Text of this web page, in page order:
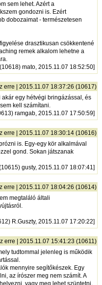
sem lehet. Azért a
gondozni is. Ezért
dobozaimat - természetesen
drasztikusan csökkentené
remek alkalom lehetne a
mato, 2015.11.07 18:52:50]
erre | 2015.11.07 18:37:26 (10617)
egy hétvégi bringázással, és
kell számítani.
ramgab, 2015.11.07 17:50:59]
erre | 2015.11.07 18:30:14 (10616)
is. Egy-egy kör alkalmával
gond. Sokan játszanak
gusty, 2015.11.07 18:07:41]
erre | 2015.11.07 18:04:26 (10614)
megtaláló általi
R.Guszty, 2015.11.07 17:20:22]
erre | 2015.11.07 15:41:23 (10611)
tudtommal jelenleg is működik
mennyire segítőkészek. Egy
az írószer meg nem számít. A
vagy meg lehet szüntetni.